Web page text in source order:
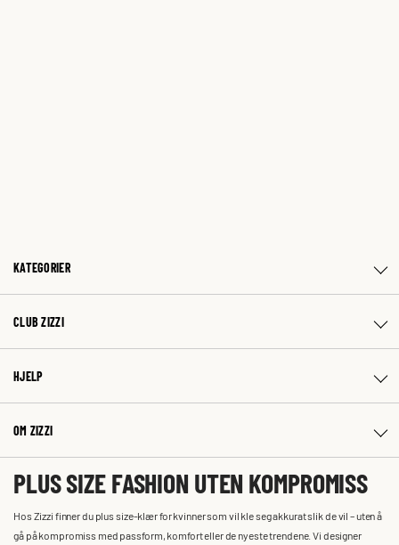
KATEGORIER
CLUB ZIZZI
HJELP
OM ZIZZI
PLUS SIZE FASHION UTEN KOMPROMISS
Hos Zizzi finner du plus size-klær for kvinner som vil kle seg akkurat slik de vil – uten å
gå på kompromiss med passform, komfort eller de nyeste trendene. Vi designer